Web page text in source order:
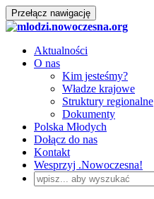
Przełącz nawigację
Aktualności
O nas
Kim jesteśmy?
Władze krajowe
Struktury regionalne
Dokumenty
Polska Młodych
Dołącz do nas
Kontakt
Wesprzyj .Nowoczesna!